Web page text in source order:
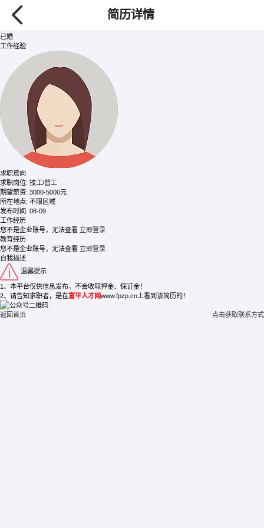
简历详情
/ 女士
134****3630
【查看需要80金币】
已婚
工作经验
求职意向
求职岗位: 技工/普工
期望薪资: 3000-5000元
所在地点: 不限区域
发布时间: 08-09
工作经历
您不是企业账号，无法查看 立即登录
教育经历
您不是企业账号，无法查看 立即登录
自我描述
温馨提示
1、本平台仅供信息发布，不会收取押金、保证金！
2、请告知求职者，是在富平人才网www.fpzp.cn上看到该简历的！
返回首页 点击获取联系方式